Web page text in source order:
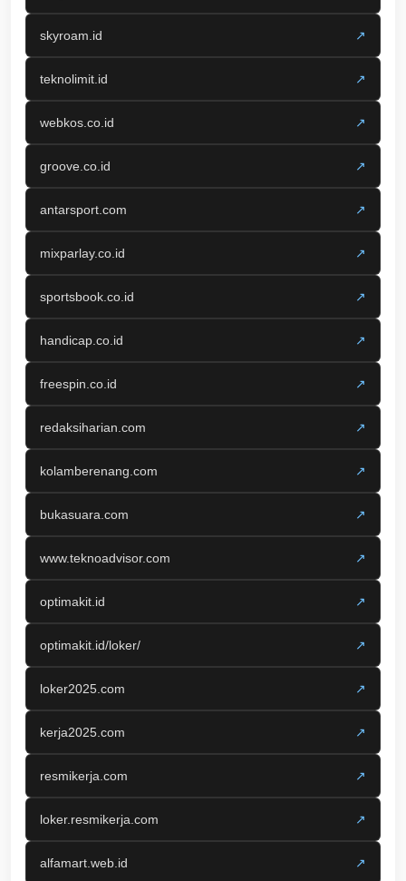
skyroam.id ↗
teknolimit.id ↗
webkos.co.id ↗
groove.co.id ↗
antarsport.com ↗
mixparlay.co.id ↗
sportsbook.co.id ↗
handicap.co.id ↗
freespin.co.id ↗
redaksiharian.com ↗
kolamberenang.com ↗
bukasuara.com ↗
www.teknoadvisor.com ↗
optimakit.id ↗
optimakit.id/loker/ ↗
loker2025.com ↗
kerja2025.com ↗
resmikerja.com ↗
loker.resmikerja.com ↗
alfamart.web.id ↗